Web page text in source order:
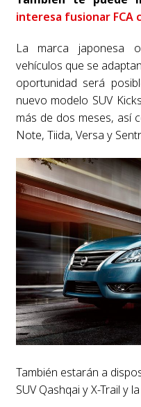
interesa fusionar FCA
La marca japonesa
vehículos que se
oportunidad será
nuevo modelo SUV
más de dos meses, así
Note, Tiida, Versa y
También estarán a
SUV Qashqai y X-Trail y